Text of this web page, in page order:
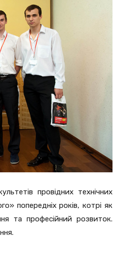
провідних технічних
попередніх років, котрі як
та професійний розвиток.